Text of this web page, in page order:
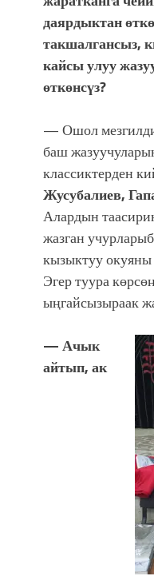
даярдыктан
такшалгансыз,
кайсы улуу
өткөнсүз?
— Ошол
баш
классиктерден
Жусубалиев,
Алардын
жазган
кызыктуу окуяны
Эгер туура
ыңгайсызыраак
— Ачык
айтып, ак